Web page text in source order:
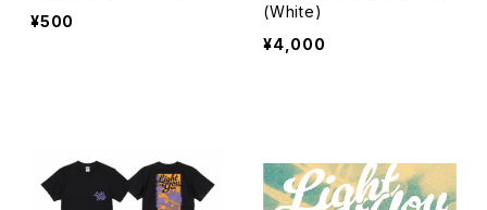
¥500
(White)
¥4,000